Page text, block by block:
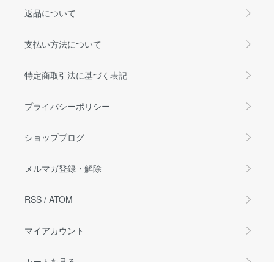
返品について
支払い方法について
特定商取引法に基づく表記
プライバシーポリシー
ショップブログ
メルマガ登録・解除
RSS / ATOM
マイアカウント